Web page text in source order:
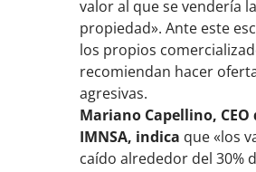
valor al que se vendería la
propiedad». Ante este
los propios
recomiendan hacer
agresivas.
Mariano Capellino, CEO
IMNSA, indica que «los
caído alrededor del 30%